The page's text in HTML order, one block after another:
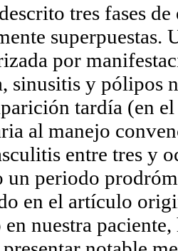
tres fases
superpuestas.
por
sinusitis y pólipos
tardía (en
al manejo
entre tres y
un periodo
en el artículo
en nuestra